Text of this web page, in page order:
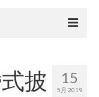
15
5月 2019
披